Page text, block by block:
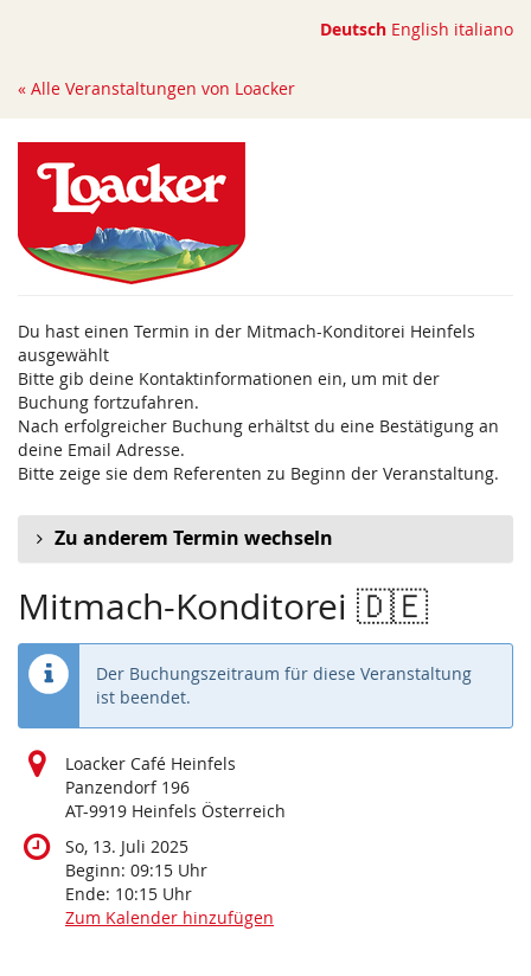
springen
Deutsch English italiano
« Alle Veranstaltungen von Loacker
Du hast einen Termin in der Mitmach-Konditorei Heinfels
ausgewählt
Bitte gib deine Kontaktinformationen ein, um mit der
Buchung fortzufahren.
Nach erfolgreicher Buchung erhältst du eine Bestätigung an
deine Email Adresse.
Bitte zeige sie dem Referenten zu Beginn der Veranstaltung.
Zu anderem Termin wechseln
Mitmach-Konditorei 🇩🇪
Der Buchungszeitraum für diese Veranstaltung
ist beendet.
Loacker Café Heinfels
Panzendorf 196
AT-9919 Heinfels Österreich
So, 13. Juli 2025
Beginn: 09:15 Uhr
Ende: 10:15 Uhr
Zum Kalender hinzufügen